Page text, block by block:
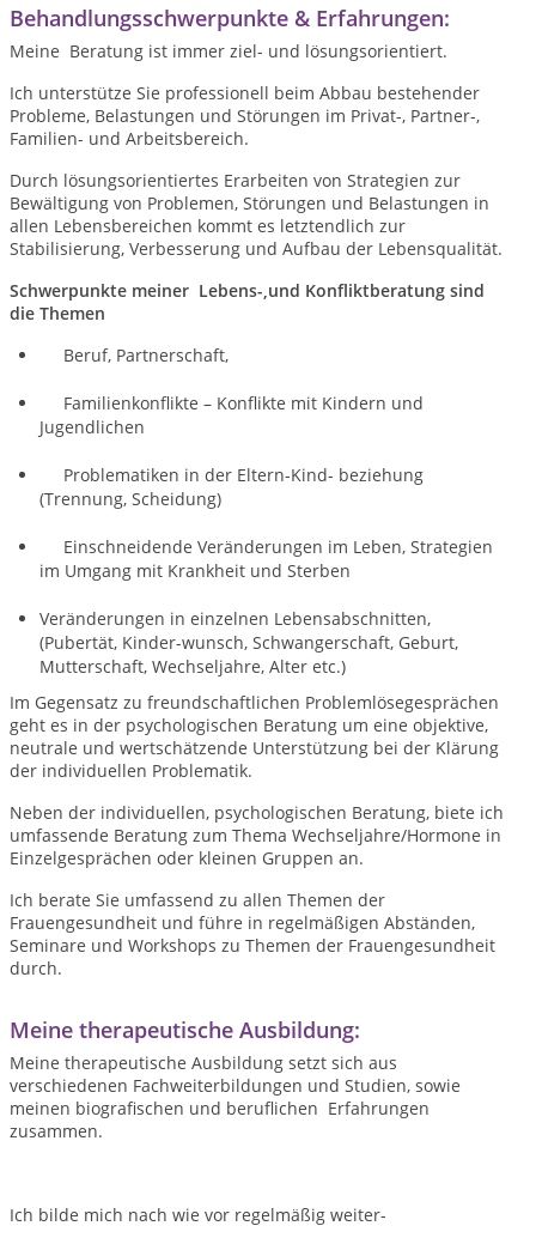
Behandlungsschwerpunkte & Erfahrungen:
Meine Beratung ist immer ziel- und lösungsorientiert.
Ich unterstütze Sie professionell beim Abbau bestehender
Probleme, Belastungen und Störungen im Privat-, Partner-,
Familien- und Arbeitsbereich.
Durch lösungsorientiertes Erarbeiten von Strategien zur
Bewältigung von Problemen, Störungen und Belastungen in
allen Lebensbereichen kommt es letztendlich zur
Stabilisierung, Verbesserung und Aufbau der Lebensqualität.
Schwerpunkte meiner Lebens-,und Konfliktberatung sind
die Themen
Beruf, Partnerschaft,
Familienkonflikte – Konflikte mit Kindern und
Jugendlichen
Problematiken in der Eltern-Kind- beziehung
(Trennung, Scheidung)
Einschneidende Veränderungen im Leben, Strategien
im Umgang mit Krankheit und Sterben
Veränderungen in einzelnen Lebensabschnitten,
(Pubertät, Kinder-wunsch, Schwangerschaft, Geburt,
Mutterschaft, Wechseljahre, Alter etc.)
Im Gegensatz zu freundschaftlichen Problemlösegesprächen
geht es in der psychologischen Beratung um eine objektive,
neutrale und wertschätzende Unterstützung bei der Klärung
der individuellen Problematik.
Neben der individuellen, psychologischen Beratung, biete ich
umfassende Beratung zum Thema Wechseljahre/Hormone in
Einzelgesprächen oder kleinen Gruppen an.
Ich berate Sie umfassend zu allen Themen der
Frauengesundheit und führe in regelmäßigen Abständen,
Seminare und Workshops zu Themen der Frauengesundheit
durch.
Meine therapeutische Ausbildung:
Meine therapeutische Ausbildung setzt sich aus
verschiedenen Fachweiterbildungen und Studien, sowie
meinen biografischen und beruflichen Erfahrungen
zusammen.
Ich bilde mich nach wie vor regelmäßig weiter-